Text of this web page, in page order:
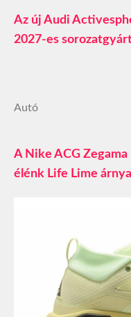
Az új Audi
2027-es
Autó
A Nike ACG
élénk Life Lime